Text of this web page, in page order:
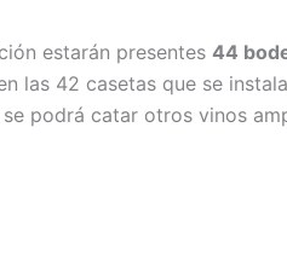
estarán presentes 44
las 42 casetas que se
podrá catar otros vinos